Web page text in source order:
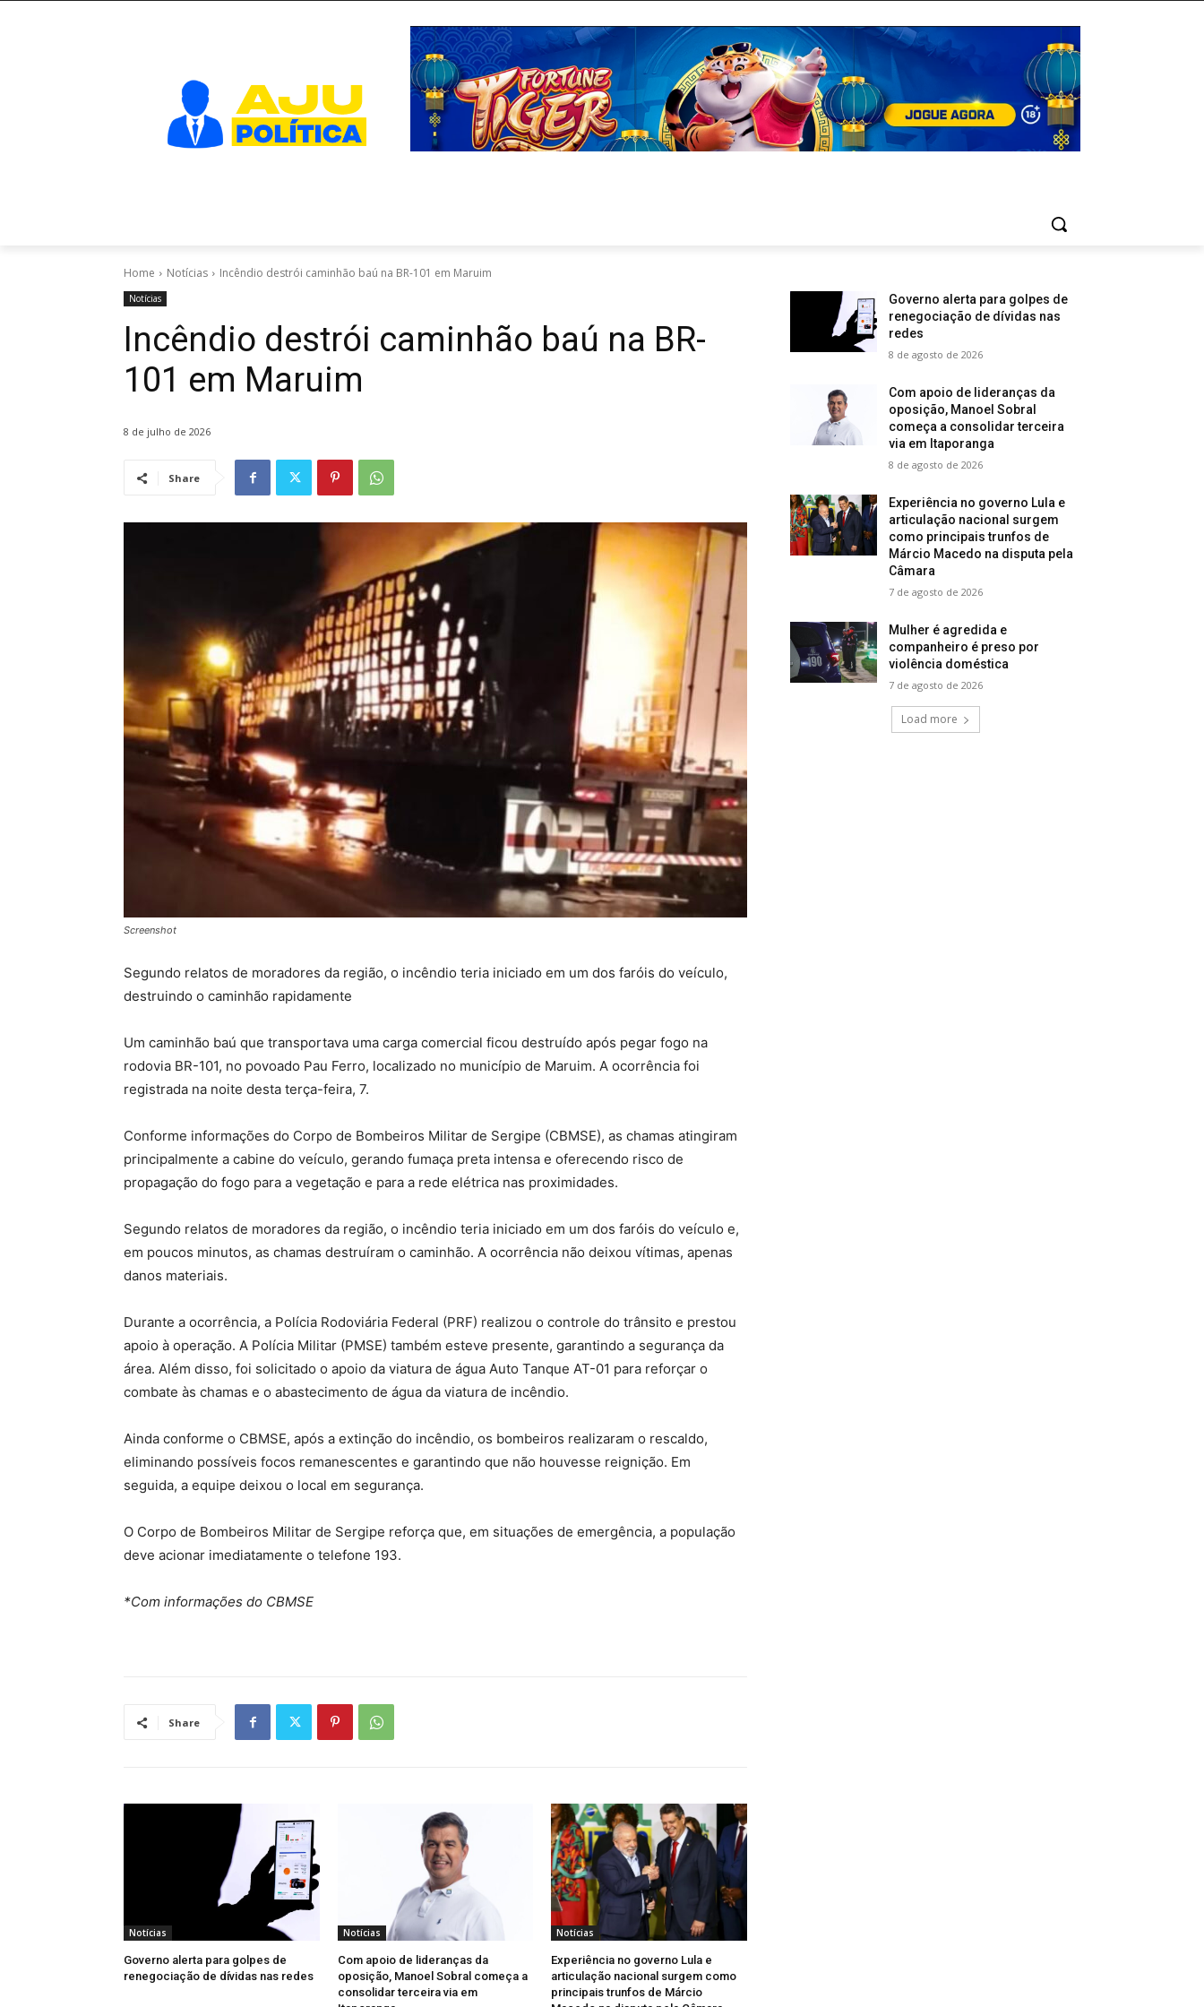
Home Notícias Incêndio destrói caminhão baú na BR-101 em Maruim
Notícias
Incêndio destrói caminhão baú na BR-
101 em Maruim
8 de julho de 2026
Share
Screenshot
Segundo relatos de moradores da região, o incêndio teria iniciado em um dos faróis do veículo,
destruindo o caminhão rapidamente
Um caminhão baú que transportava uma carga comercial ficou destruído após pegar fogo na
rodovia BR-101, no povoado Pau Ferro, localizado no município de Maruim. A ocorrência foi
registrada na noite desta terça-feira, 7.
Conforme informações do Corpo de Bombeiros Militar de Sergipe (CBMSE), as chamas atingiram
principalmente a cabine do veículo, gerando fumaça preta intensa e oferecendo risco de
propagação do fogo para a vegetação e para a rede elétrica nas proximidades.
Segundo relatos de moradores da região, o incêndio teria iniciado em um dos faróis do veículo e,
em poucos minutos, as chamas destruíram o caminhão. A ocorrência não deixou vítimas, apenas
danos materiais.
Durante a ocorrência, a Polícia Rodoviária Federal (PRF) realizou o controle do trânsito e prestou
apoio à operação. A Polícia Militar (PMSE) também esteve presente, garantindo a segurança da
área. Além disso, foi solicitado o apoio da viatura de água Auto Tanque AT-01 para reforçar o
combate às chamas e o abastecimento de água da viatura de incêndio.
Ainda conforme o CBMSE, após a extinção do incêndio, os bombeiros realizaram o rescaldo,
eliminando possíveis focos remanescentes e garantindo que não houvesse reignição. Em
seguida, a equipe deixou o local em segurança.
O Corpo de Bombeiros Militar de Sergipe reforça que, em situações de emergência, a população
deve acionar imediatamente o telefone 193.
*Com informações do CBMSE
Share
Notícias
Governo alerta para golpes de
renegociação de dívidas nas redes
Notícias
Com apoio de lideranças da
oposição, Manoel Sobral começa a
consolidar terceira via em
Notícias
Experiência no governo Lula e
articulação nacional surgem como
principais trunfos de Márcio
Governo alerta para golpes de
renegociação de dívidas nas
redes
8 de agosto de 2026
Com apoio de lideranças da
oposição, Manoel Sobral
começa a consolidar terceira
via em Itaporanga
8 de agosto de 2026
Experiência no governo Lula e
articulação nacional surgem
como principais trunfos de
Márcio Macedo na disputa pela
Câmara
7 de agosto de 2026
Mulher é agredida e
companheiro é preso por
violência doméstica
7 de agosto de 2026
Load more